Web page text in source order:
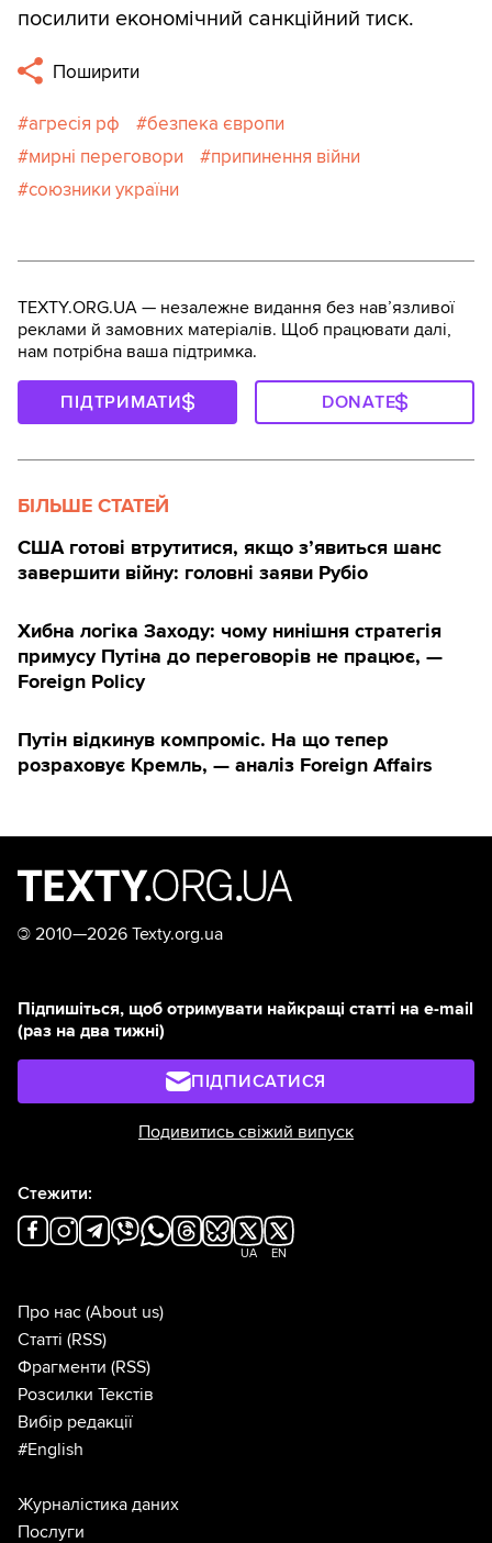
посилити економічний санкційний тиск.
Поширити
агресія рф
безпека європи
мирні переговори
припинення війни
союзники україни
TEXTY.ORG.UA — незалежне видання без навʼязливої
реклами й замовних матеріалів. Щоб працювати далі,
нам потрібна ваша підтримка.
ПІДТРИМАТИ DONATE
БІЛЬШЕ СТАТЕЙ
США готові втрутитися, якщо з’явиться шанс
завершити війну: головні заяви Рубіо
Хибна логіка Заходу: чому нинішня стратегія
примусу Путіна до переговорів не працює, —
Foreign Policy
Путін відкинув компроміс. На що тепер
розраховує Кремль, — аналіз Foreign Affairs
© 2010—2026 Texty.org.ua
Підпишіться, щоб отримувати найкращі статті на e-mail
(раз на два тижні)
ПІДПИСАТИСЯ
Подивитись свіжий випуск
Стежити:
UA EN
Про нас (About us)
Статті (RSS)
Фрагменти (RSS)
Розсилки Текстів
Вибір редакції
#English
Журналістика даних
Послуги